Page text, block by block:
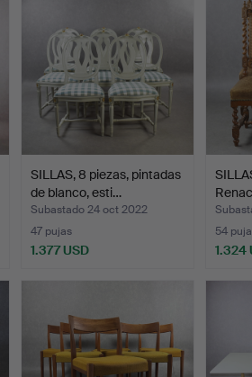
SILLAS, 8 piezas, pintadas
de blanco, esti…
Subastado 24 oct 2022
47 pujas
1.377 USD
54
1.324